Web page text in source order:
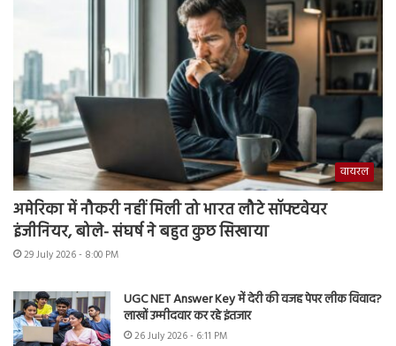
वायरल
अमेरिका में नौकरी नहीं मिली तो भारत लौटे सॉफ्टवेयर
इंजीनियर, बोले- संघर्ष ने बहुत कुछ सिखाया
29 July 2026 - 8:00 PM
UGC NET Answer Key में देरी की वजह पेपर लीक विवाद?
लाखों उम्मीदवार कर रहे इंतजार
26 July 2026 - 6:11 PM